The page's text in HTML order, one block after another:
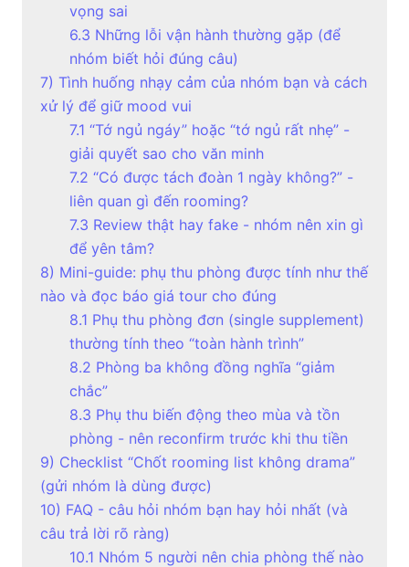
vọng sai
6.3 Những lỗi vận hành thường gặp (để
nhóm biết hỏi đúng câu)
7) Tình huống nhạy cảm của nhóm bạn và cách
xử lý để giữ mood vui
7.1 “Tớ ngủ ngáy” hoặc “tớ ngủ rất nhẹ” -
giải quyết sao cho văn minh
7.2 “Có được tách đoàn 1 ngày không?” -
liên quan gì đến rooming?
7.3 Review thật hay fake - nhóm nên xin gì
để yên tâm?
8) Mini-guide: phụ thu phòng được tính như thế
nào và đọc báo giá tour cho đúng
8.1 Phụ thu phòng đơn (single supplement)
thường tính theo “toàn hành trình”
8.2 Phòng ba không đồng nghĩa “giảm
chắc”
8.3 Phụ thu biến động theo mùa và tồn
phòng - nên reconfirm trước khi thu tiền
9) Checklist “Chốt rooming list không drama”
(gửi nhóm là dùng được)
10) FAQ - câu hỏi nhóm bạn hay hỏi nhất (và
câu trả lời rõ ràng)
10.1 Nhóm 5 người nên chia phòng thế nào